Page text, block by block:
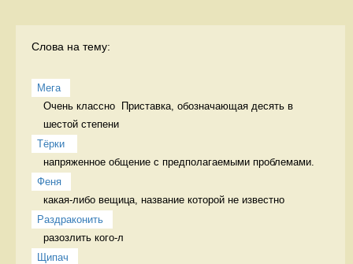
Слова на тему:
Мега
Очень классно  Приставка, обозначающая десять в
шестой степени
Тёрки
напряженное общение с предполагаемыми проблемами.
Феня
какая-либо вещица, название которой не известно
Раздраконить
разозлить кого-л
Щипач